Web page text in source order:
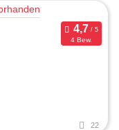
4 Bew.
22